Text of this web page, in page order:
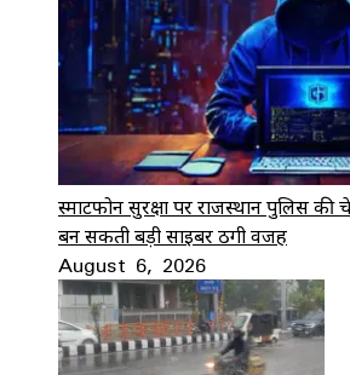
स्मार्टफोन सुरक्षा पर राजस्थान पुलिस की
बन सकती बड़ी साइबर ठगी वजह
August 6, 2026